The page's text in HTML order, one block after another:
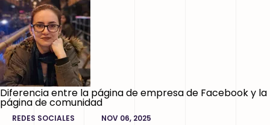
Diferencia entre la página de empresa de Facebook y la
página de comunidad
REDES SOCIALES NOV 06, 2025